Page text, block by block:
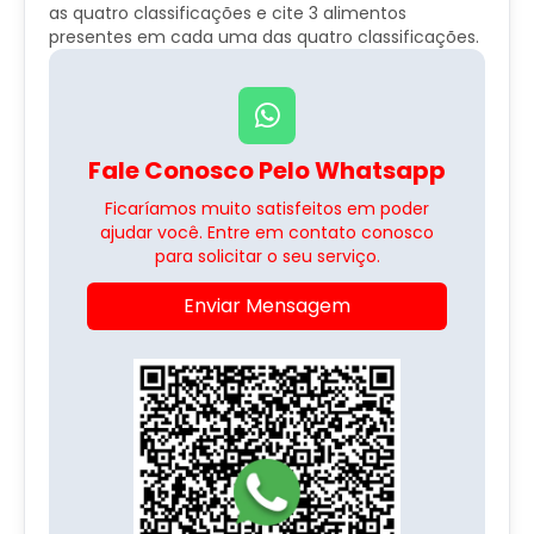
as quatro classificações e cite 3 alimentos
presentes em cada uma das quatro classificações.
Fale Conosco Pelo Whatsapp
Ficaríamos muito satisfeitos em poder
ajudar você. Entre em contato conosco
para solicitar o seu serviço.
Enviar Mensagem